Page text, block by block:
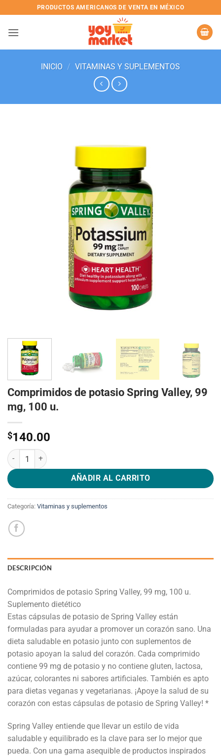
to
content
PRODUCTOS AMERICANOS DE VENTA EN MÉXICO
INICIO / VITAMINAS Y SUPLEMENTOS
Comprimidos de potasio Spring Valley, 99
mg, 100 u.
$140.00
Comprimidos de potasio Spring Valley, 99 mg, 100 u. cantidad
AÑADIR AL CARRITO
Categoría: Vitaminas y suplementos
DESCRIPCIÓN
Comprimidos de potasio Spring Valley, 99 mg, 100 u.
Suplemento dietético
Estas cápsulas de potasio de Spring Valley están
formuladas para ayudar a promover un corazón sano. Una
dieta saludable en potasio junto con suplementos de
potasio apoyan la salud del corazón. Cada comprimido
contiene 99 mg de potasio y no contiene gluten, lactosa,
azúcar, colorantes ni sabores artificiales. También es apto
para dietas veganas y vegetarianas. ¡Apoye la salud de su
corazón con estas cápsulas de potasio de Spring Valley! *
Spring Valley entiende que llevar un estilo de vida
saludable y equilibrado es la clave para ser lo mejor que
pueda. Con una gama asequible de productos inspirados